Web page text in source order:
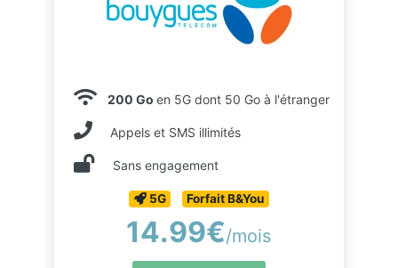
200 Go en 5G dont 50 Go à l'étranger
Appels et SMS illimités
Sans engagement
5G Forfait B&You
14.99€/mois